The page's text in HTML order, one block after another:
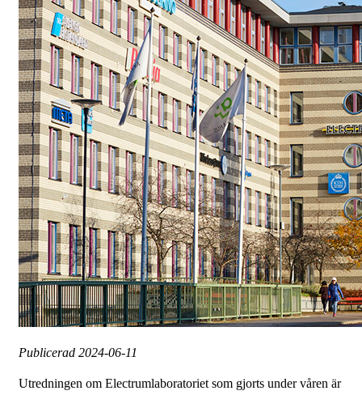
Publicerad 2024-06-11
Utredningen om Electrumlaboratoriet som gjorts under våren är